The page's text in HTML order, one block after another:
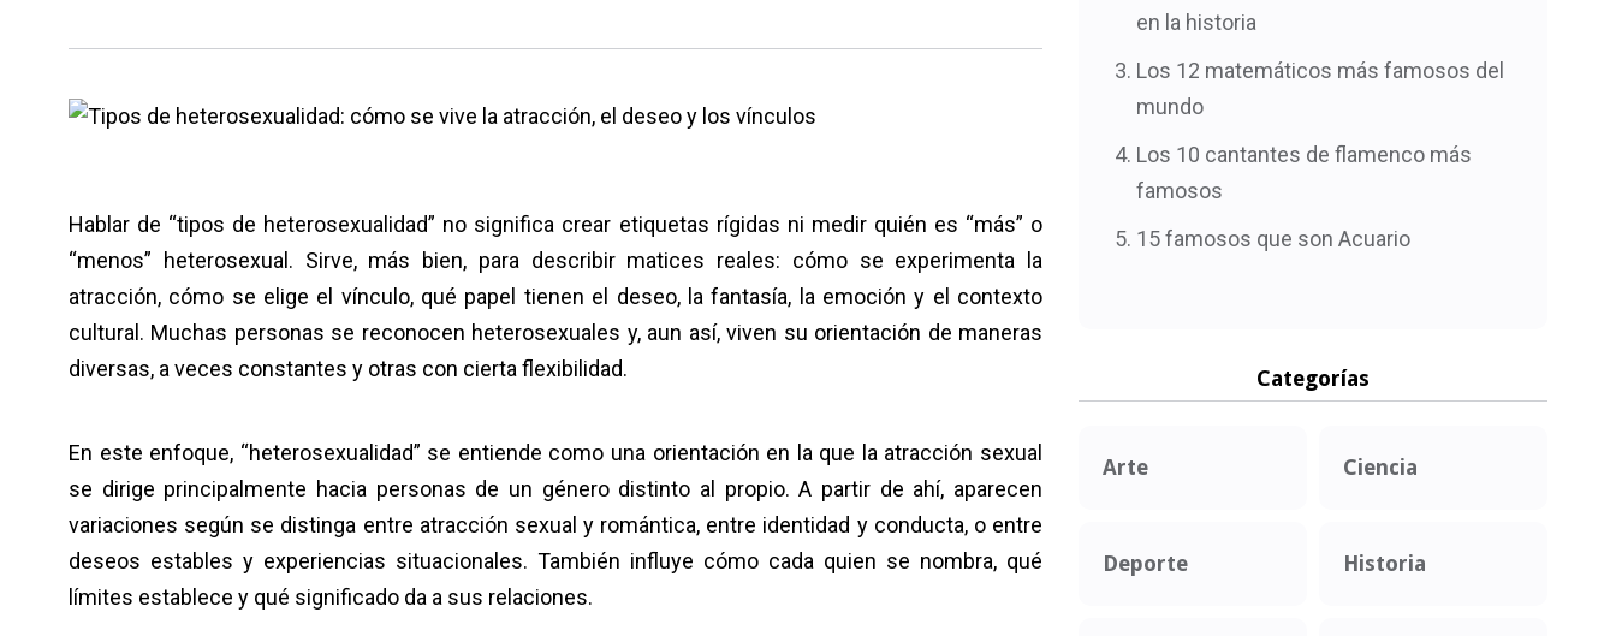
Hablar de “tipos de heterosexualidad” no significa crear etiquetas rígidas ni medir quién es “más” o
“menos” heterosexual. Sirve, más bien, para describir matices reales: cómo se experimenta la
atracción, cómo se elige el vínculo, qué papel tienen el deseo, la fantasía, la emoción y el contexto
cultural. Muchas personas se reconocen heterosexuales y, aun así, viven su orientación de maneras
diversas, a veces constantes y otras con cierta flexibilidad.
En este enfoque, “heterosexualidad” se entiende como una orientación en la que la atracción sexual
se dirige principalmente hacia personas de un género distinto al propio. A partir de ahí, aparecen
variaciones según se distinga entre atracción sexual y romántica, entre identidad y conducta, o entre
deseos estables y experiencias situacionales. También influye cómo cada quien se nombra, qué
límites establece y qué significado da a sus relaciones.
en la historia
Los 12 matemáticos más famosos del
mundo
Los 10 cantantes de flamenco más
famosos
15 famosos que son Acuario
Categorías
Arte Ciencia
Deporte Historia